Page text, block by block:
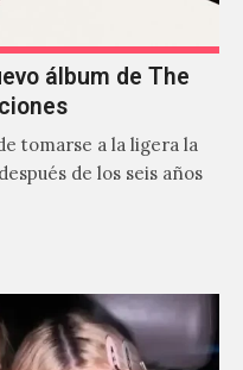
álbum de The
tomarse a la ligera la
de los seis años